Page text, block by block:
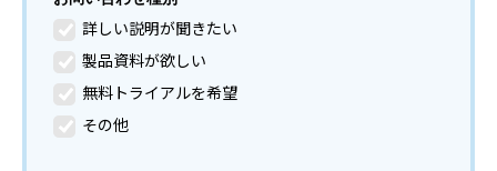
詳しい説明が聞きたい
製品資料が欲しい
無料トライアルを希望
その他